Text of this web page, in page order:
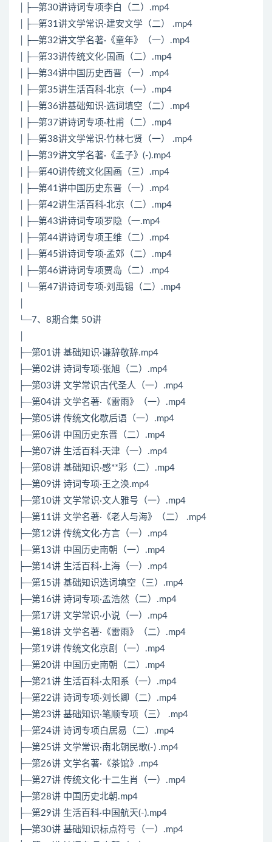
│├─第30讲诗词专项李白（二）.mp4
│├─第31讲文学常识·建安文学（二） .mp4
│├─第32讲文学名著·《童年》（一）.mp4
│├─第33讲传统文化·国画（二）.mp4
│├─第34讲中国历史西晋（一）.mp4
│├─第35讲生活百科·北京（一）.mp4
│├─第36讲基础知识·选词填空（二）.mp4
│├─第37讲诗词专项·杜甫（二）.mp4
│├─第38讲文学常识·竹林七贤（一） .mp4
│├─第39讲文学名著·《孟子》(-).mp4
│├─第40讲传统文化国画（三）.mp4
│├─第41讲中国历史东晋（一）.mp4
│├─第42讲生活百科·北京（二）.mp4
│├─第43讲诗词专项罗隐（一.mp4
│├─第44讲诗词专项王维（二）.mp4
│├─第45讲诗词专项·孟郊（二）.mp4
│├─第46讲诗词专项贾岛（二）.mp4
│└─第47讲诗词专项·刘禹锡（二）.mp4
└─7、8期合集 50讲
├─第01讲 基础知识·谦辞敬辞.mp4
├─第02讲 诗词专项·张旭（二）.mp4
├─第03讲 文学常识古代圣人（一）.mp4
├─第04讲 文学名著·《雷雨》（一）.mp4
├─第05讲 传统文化歇后语（一）.mp4
├─第06讲 中国历史东晋（二）.mp4
├─第07讲 生活百科·天津（一）.mp4
├─第08讲 基础知识·感**彩（二）.mp4
├─第09讲 诗词专项·王之涣.mp4
├─第10讲 文学常识·文人雅号（一）.mp4
├─第11讲 文学名著·《老人与海》（二） .mp4
├─第12讲 传统文化·方言（一）.mp4
├─第13讲 中国历史南朝（一）.mp4
├─第14讲 生活百科·上海（一）.mp4
├─第15讲 基础知识选词填空（三）.mp4
├─第16讲 诗词专项·孟浩然（二）.mp4
├─第17讲 文学常识·小说（一）.mp4
├─第18讲 文学名著·《雷雨》（二）.mp4
├─第19讲 传统文化京剧（一）.mp4
├─第20讲 中国历史南朝（二）.mp4
├─第21讲 生活百科·太阳系（一）.mp4
├─第22讲 诗词专项·刘长卿（二）.mp4
├─第23讲 基础知识·笔顺专项（三） .mp4
├─第24讲 诗词专项白居易（二）.mp4
├─第25讲 文学常识·南北朝民歌(-) .mp4
├─第26讲 文学名著·《茶馆》.mp4
├─第27讲 传统文化·十二生肖（一）.mp4
├─第28讲 中国历史北朝.mp4
├─第29讲 生活百科·中国航天(-).mp4
├─第30讲 基础知识标点符号（一）.mp4